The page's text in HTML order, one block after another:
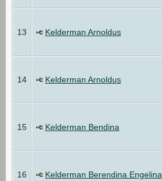
13 Kelderman Arnoldus
14 Kelderman Arnoldus
15 Kelderman Bendina
16 Kelderman Berendina Engelina